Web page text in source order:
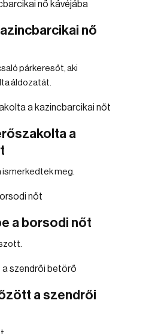
nő
párkeresőt, aki
áldozatát.
a
ismerkedtek meg.
a borsodi nőt
a szendrői